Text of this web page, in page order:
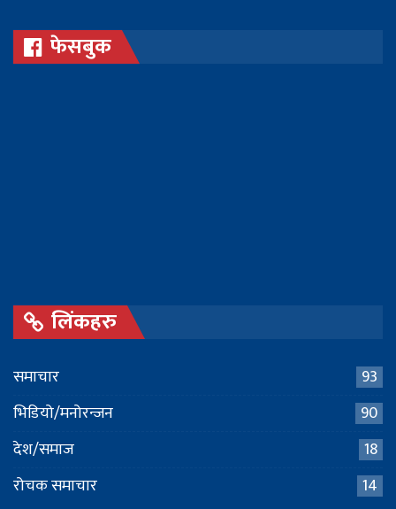
फेसबुक
लिंकहरु
समाचार
93
भिडियो/मनोरन्जन
90
देश/समाज
18
रोचक समाचार
14